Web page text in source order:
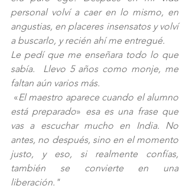
personal volví a caer en lo mismo, en
angustias, en placeres insensatos y volví
a buscarlo, y recién ahí me entregué.
Le pedí que me enseñara todo lo que
sabía.  Llevo 5 años como monje, me
faltan aún varios más.
«El maestro aparece cuando el alumno
está preparado» esa es una frase que
vas a escuchar mucho en India. No
antes, no después, sino en el momento
justo, y eso, si realmente confías,
también se convierte en una
liberación."